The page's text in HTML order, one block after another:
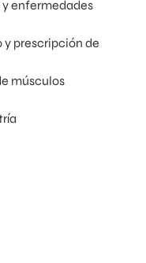
enfermedades
prescripción de
músculos